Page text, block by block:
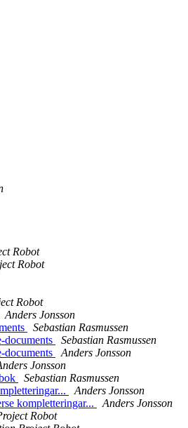
Robot
Robot
Robot
Anders Jonsson
Sebastian Rasmussen
documents
Sebastian Rasmussen
documents
Anders Jonsson
Jonsson
Sebastian Rasmussen
Anders Jonsson
kompletteringar...
Anders Jonsson
Robot